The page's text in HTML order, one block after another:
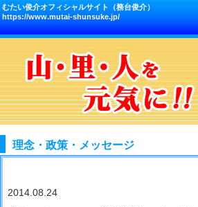
むたい俊介オフィシャルサイト（務台俊介）
https://www.mutai-shunsuke.jp/
理念・政策・メッセージ
2014.08.24